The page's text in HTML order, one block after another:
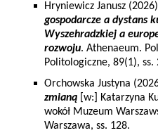
Hryniewicz Janusz (2026)
gospodarcze a dystans
Wyszehradzkiej a
rozwoju. Athenaeum.
Politologiczne, 89(1), ss.
Orchowska Justyna
zmianą [w:] Katarzyna
wokół Muzeum
Warszawa, ss. 128.